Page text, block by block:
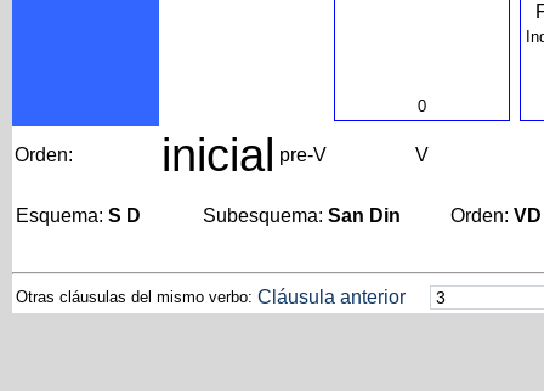
0
Orden: inicial pre-V V
Esquema: S D Subesquema: San Din Orden: VD
Otras cláusulas del mismo verbo: Cláusula anterior